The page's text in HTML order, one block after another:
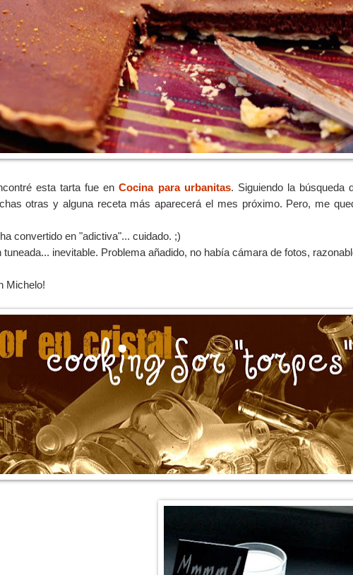
esta tarta fue enCocina para urbanitas. Siguiendo la búsqueda
otras y alguna receta más aparecerá el mes próximo. Pero, me
convertido en "adictiva"... cuidado. ;)
inevitable. Problema añadido, no había cámara de fotos,
Michelo!